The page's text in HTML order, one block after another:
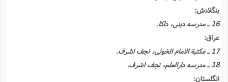
بنگلادش:
16 ـ مدرسه دینى، داکا.
عراق:
17 ـ مکتبة الامام الخوئى، نجف اشرف.
18 ـ مدرسه دارالعلم، نجف اشرف.
انگلستان: